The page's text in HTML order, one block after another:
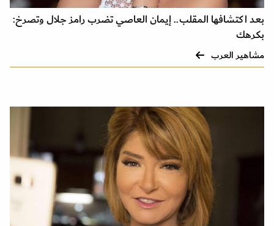
بعد اكتشافها المقلب.. إيمان العاصي تضرب رامز جلال وتصرخ:
بكرهك
مشاهير العرب